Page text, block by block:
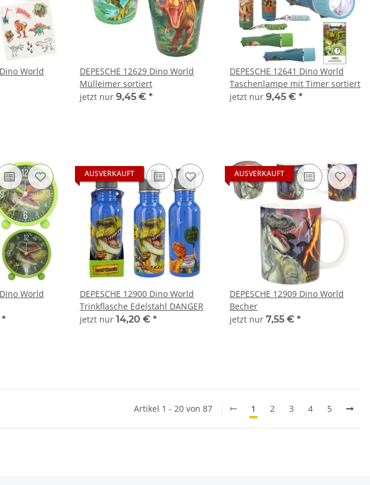
Dino World
DEPESCHE 12629 Dino World
Mülleimer sortiert
jetzt nur 9,45 € *
DEPESCHE 12641 Dino World
Taschenlampe mit Timer sortiert
jetzt nur 9,45 € *
Dino World
*
AUSVERKAUFT
DEPESCHE 12900 Dino World
Trinkflasche Edelstahl DANGER
jetzt nur 14,20 € *
AUSVERKAUFT
DEPESCHE 12909 Dino World
Becher
jetzt nur 7,55 € *
Artikel 1 - 20 von 87 1 2 3 4 5